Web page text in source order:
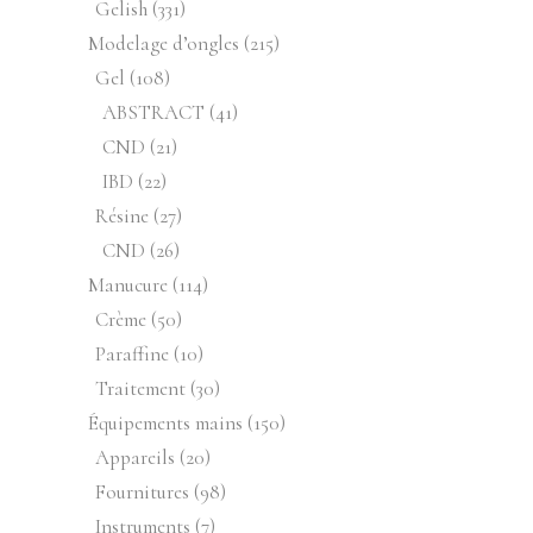
Gelish 331331
produits
Modelage d’ongles 215215
Gel 108108
produits
ABSTRACT 4141
CND 2121
IBD 2222
produits
Résine 2727
produits
CND 2626
produits
Manucure 114114
Crème 5050
produits
Paraffine 1010
produits
Traitement 3030
produits
Équipements mains 150150
Appareils 2020
produits
Fournitures 9898
Instruments 77